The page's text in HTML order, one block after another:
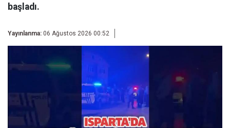
başladı.
Yayınlanma: 06 Ağustos 2026 00:52